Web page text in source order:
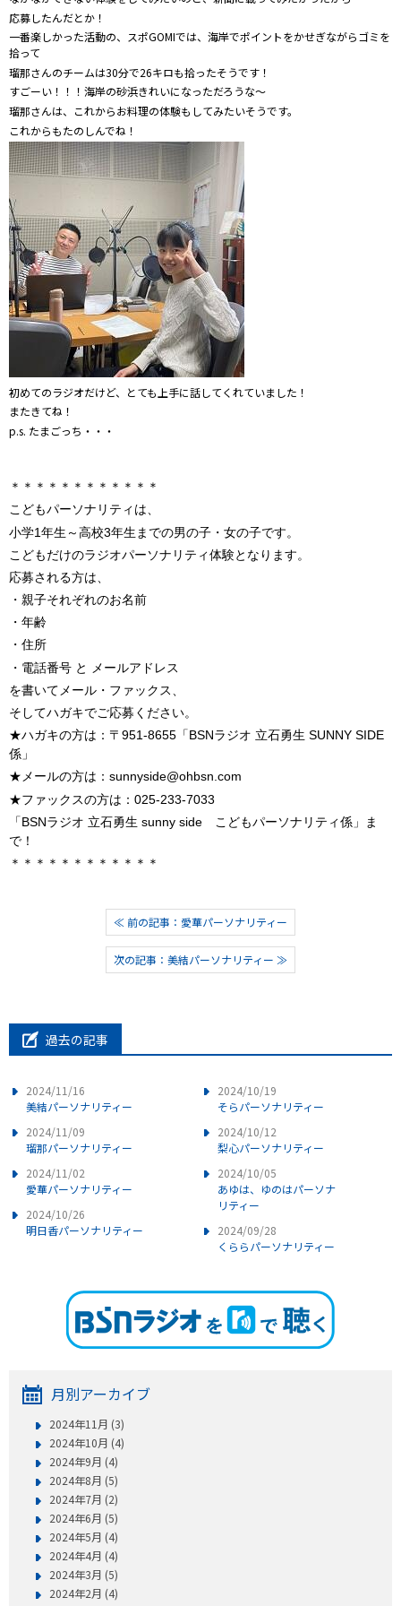
応募したんだとか！
一番楽しかった活動の、スポGOMIでは、海岸でポイントをかせぎながらゴミを
拾って
瑠那さんのチームは30分で26キロも拾ったそうです！
すごーい！！！海岸の砂浜きれいになっただろうな～
瑠那さんは、これからお料理の体験もしてみたいそうです。
これからもたのしんでね！
初めてのラジオだけど、とても上手に話してくれていました！
またきてね！
p.s. たまごっち・・・
＊＊＊＊＊＊＊＊＊＊＊＊
こどもパーソナリティは、
小学1年生～高校3年生までの男の子・女の子です。
こどもだけのラジオパーソナリティ体験となります。
応募される方は、
・親子それぞれのお名前
・年齢
・住所
・電話番号 と メールアドレス
を書いてメール・ファックス、
そしてハガキでご応募ください。
★ハガキの方は：〒951-8655「BSNラジオ 立石勇生 SUNNY SIDE
係」
★メールの方は：sunnyside@ohbsn.com
★ファックスの方は：025-233-7033
「BSNラジオ 立石勇生 sunny side こどもパーソナリティ係」ま
で！
＊＊＊＊＊＊＊＊＊＊＊＊
≪ 前の記事：愛華パーソナリティー
次の記事：美結パーソナリティー ≫
過去の記事
2024/11/16
美結パーソナリティー
2024/11/09
瑠那パーソナリティー
2024/11/02
愛華パーソナリティー
2024/10/26
明日香パーソナリティー
2024/10/19
そらパーソナリティー
2024/10/12
梨心パーソナリティー
2024/10/05
あゆは、ゆのはパーソナ
リティー
2024/09/28
くららパーソナリティー
月別アーカイブ
2024年11月 (3)
2024年10月 (4)
2024年9月 (4)
2024年8月 (5)
2024年7月 (2)
2024年6月 (5)
2024年5月 (4)
2024年4月 (4)
2024年3月 (5)
2024年2月 (4)